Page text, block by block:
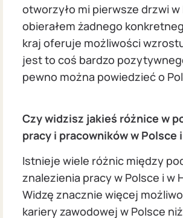
otworzyło mi pierwsze drzwi w
obierałem żadnego
kraj oferuje możliwości
jest to coś bardzo
pewno można powiedzieć o
Czy widzisz jakieś różnice w
pracy i pracowników w Polsce
Istnieje wiele różnic między
znalezienia pracy w Polsce i w
Widzę znacznie więcej
kariery zawodowej w Polsce